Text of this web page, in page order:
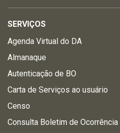
SERVIÇOS
Agenda Virtual do DA
Almanaque
Autenticação de BO
Carta de Serviços ao usuário
Censo
Consulta Boletim de Ocorrência